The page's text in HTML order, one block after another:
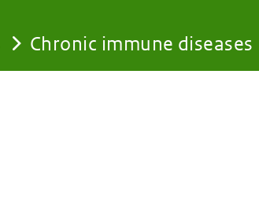
Chronic immune diseases